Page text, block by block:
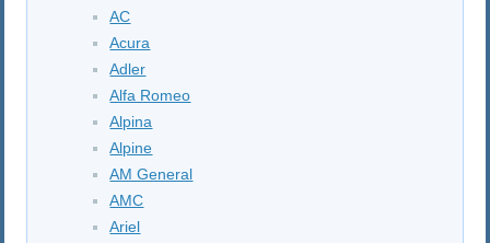
AC
Acura
Adler
Alfa Romeo
Alpina
Alpine
AM General
AMC
Ariel